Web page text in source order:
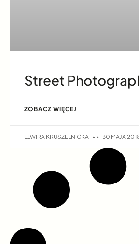
Street
ZOBACZ WIĘCEJ
ELWIRA KRUSZELNICKA 30 MAJA